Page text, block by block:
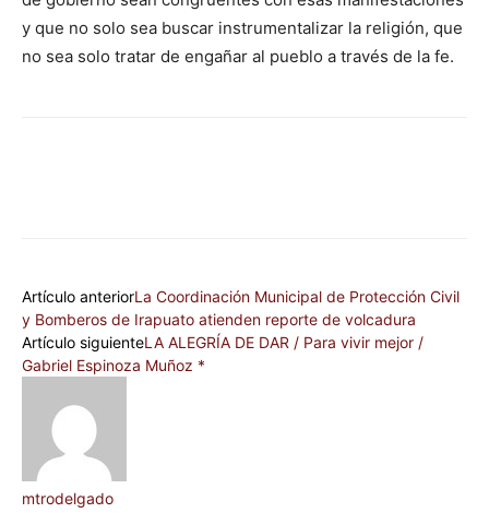
y que no solo sea buscar instrumentalizar la religión, que
no sea solo tratar de engañar al pueblo a través de la fe.
Artículo anteriorLa Coordinación Municipal de Protección Civil
y Bomberos de Irapuato atienden reporte de volcadura
Artículo siguienteLA ALEGRÍA DE DAR / Para vivir mejor /
Gabriel Espinoza Muñoz *
mtrodelgado